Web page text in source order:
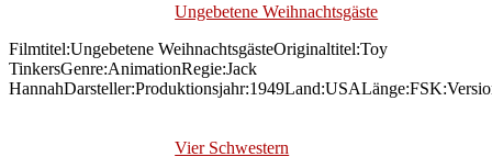
Ungebetene Weihnachtsgäste
Filmtitel:Ungebetene WeihnachtsgästeOriginaltitel:Toy
TinkersGenre:AnimationRegie:Jack
Vier Schwestern